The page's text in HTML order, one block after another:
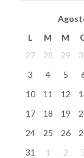
L
M M
27
28 29
3
4 5
10
11 12
17
18 19
24
25 26
31
1 2